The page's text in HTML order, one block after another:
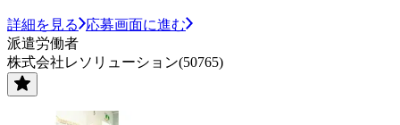
詳細を見る
応募画面に進む
派遣労働者
株式会社レソリューション(50765)